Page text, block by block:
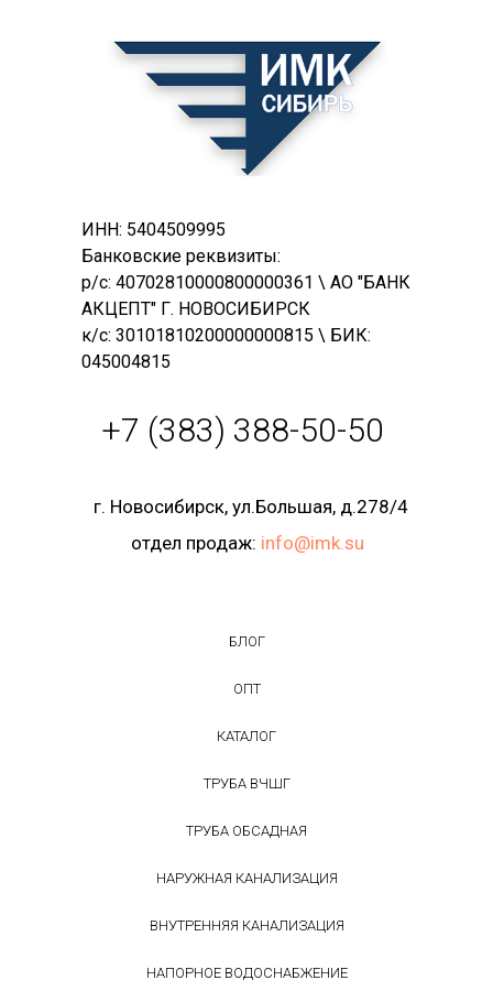
+7 (383) 388-50-50
г. Новосибирск, ул.Большая, д.278/4
отдел продаж: info@imk.su
ИНН: 5404509995
Банковские реквизиты:
р/с: 40702810000800000361 \ АО "БАНК
АКЦЕПТ" Г. НОВОСИБИРСК
к/с: 30101810200000000815 \ БИК:
045004815
БЛОГ
ОПТ
КАТАЛОГ
ТРУБА ВЧШГ
ТРУБА ОБСАДНАЯ
НАРУЖНАЯ КАНАЛИЗАЦИЯ
ВНУТРЕННЯЯ КАНАЛИЗАЦИЯ
НАПОРНОЕ ВОДОСНАБЖЕНИЕ